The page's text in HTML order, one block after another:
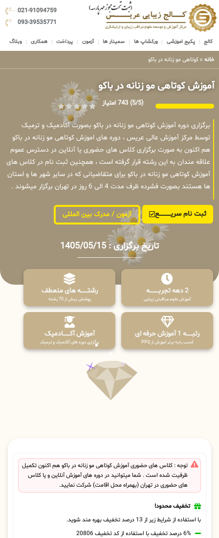
021-91094759
093-39535771
کالج پکیج اموزشی ورکشاپ ها سمینار ها آزمون پرداخت همکاری وبلاگ
خانه » کوتاهی مو زنانه در باکو
آموزش کوتاهی مو زنانه در باکو
(5/5) 743 امتیاز
برگزاری دوره آموزش کوتاهی مو زنانه در باکو بصورت آکادمیک و ترمیک
توسط مرکز آموزش عالی عریس ، دوره های اموزش کوتاهی مو زنانه در باکو
هم اکنون به صورت برگزاری کلاس های حضوری یا آنلاین در دسترس عموم
علاقه مندان به این رشته قرار گرفته است ، همچنین ثبت نام در کلاس های
آموزش کوتاهی مو زنانه در باکو برای متقاضیانی که در سایر شهر ها و استان
ها هستند بصورت فشرده ظرف مدت 4 الی 6 روز در تهران برگزار میشوند .
ثبت نام سریــــــــــــع آزمون / مدرک بین المللی
تاریخ برگزاری : 1405/05/15
2 دهه تجربـــــــــه
آموزش علوم مراقبتی زیبایی
رشتـــــــه های منعطف
پوشش بیش از 70 رشته
رتبــــــه 1 آموزش حرفه ای
کسب رتبه برتر آموزش از PPQ
آموزش آکـــــــادمیک
برگزاری دوره های آکادمیک و ترمیک
توجه : کلاس های حضوری آموزش کوتاهی مو زنانه در باکو هم اکنون تکمیل
ظرفیت شده است . شما میتوانید در دوره های آموزش آنلاین و یا کلاس
های حضوری در تهران (بهمراه محل اقامت) شرکت نمایید.
تخفیف محدود!
با استفاده از شرایط زیر از 13 درصد تخفیف بهره مند شوید.
6% درصد تخفیف با استفاده از کد تخفیف 20806